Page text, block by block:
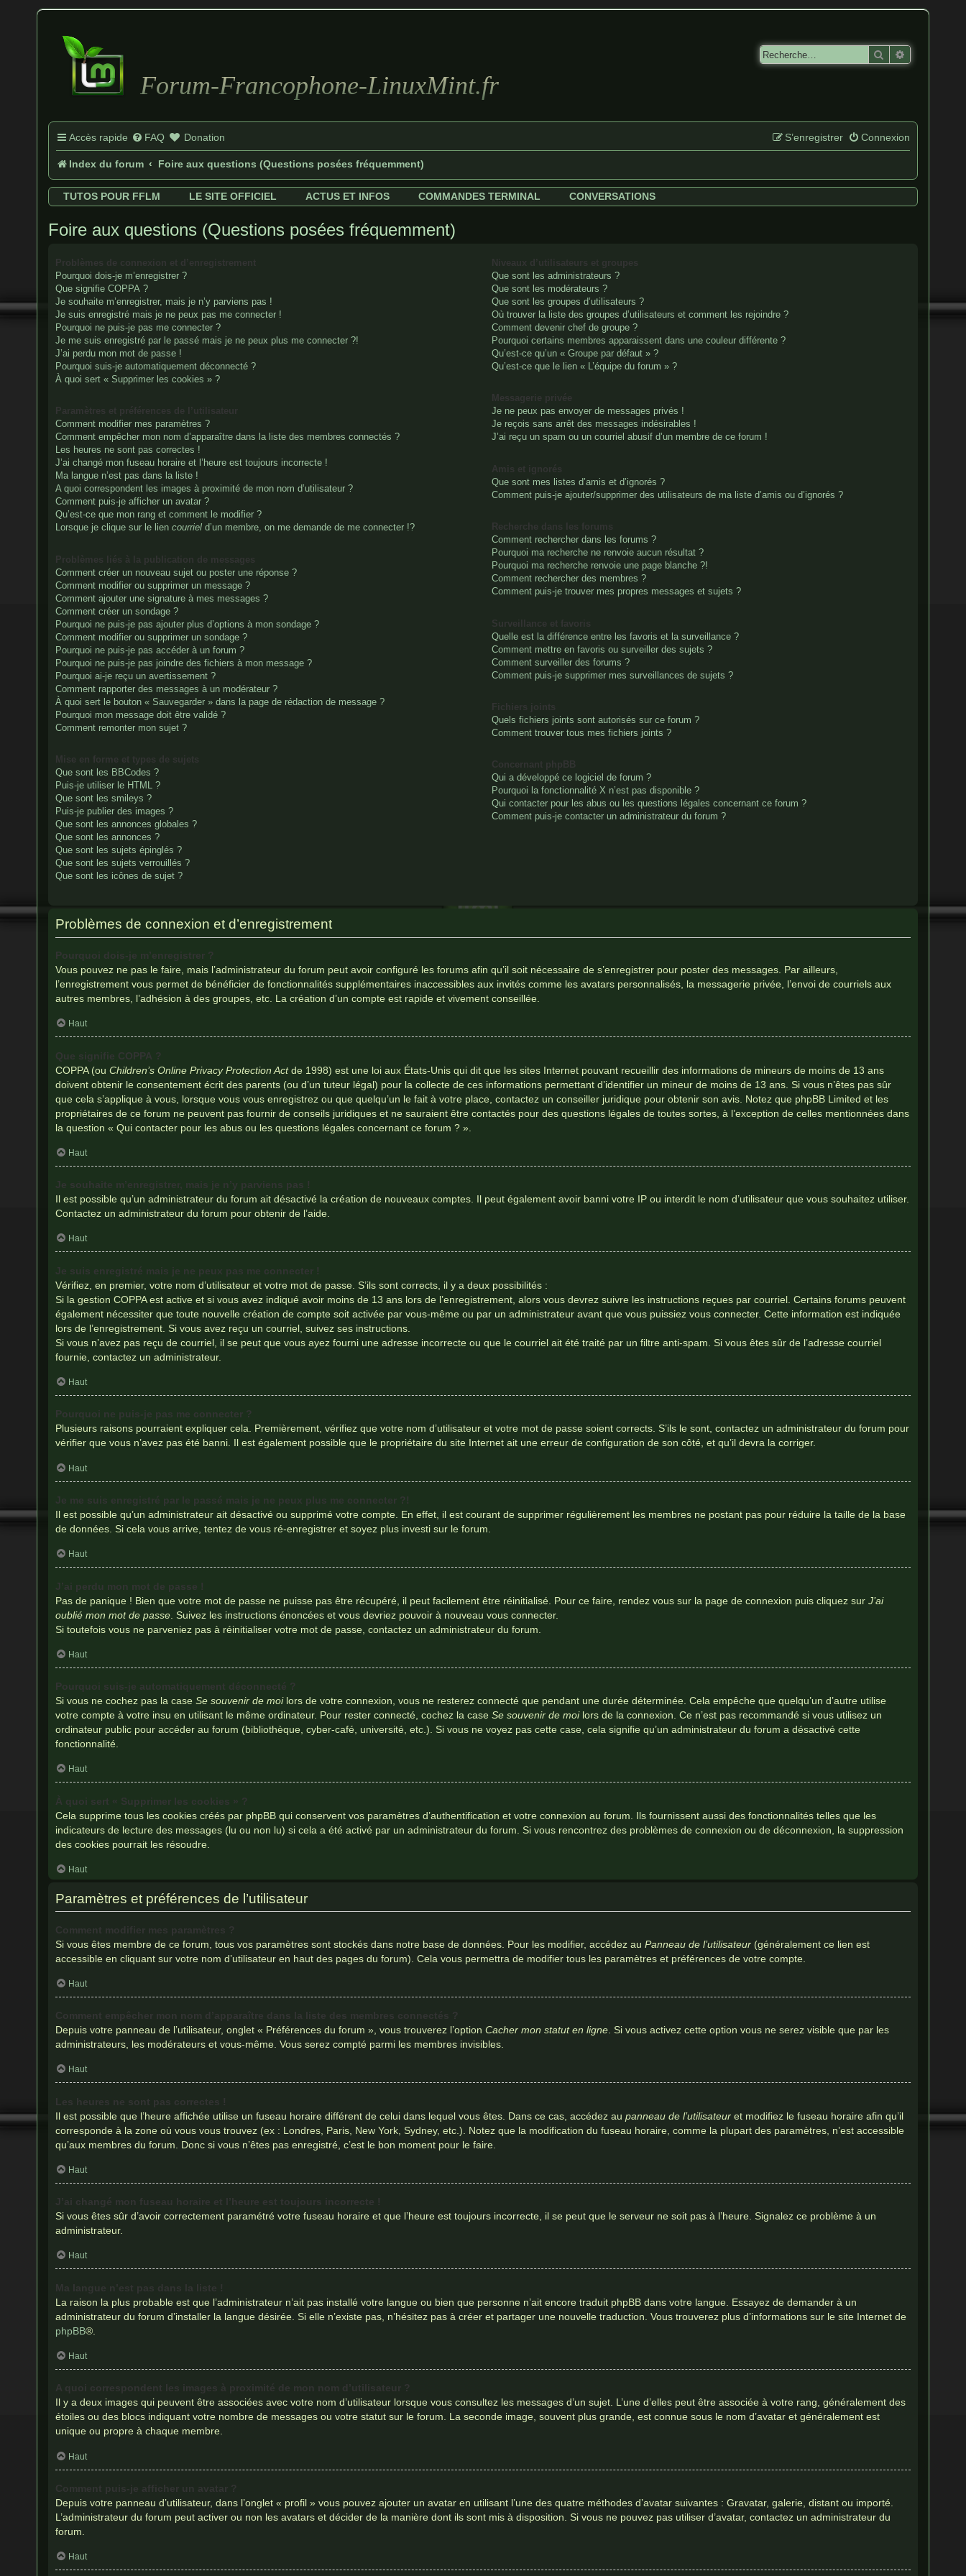
Forum-Francophone-LinuxMint.fr
Rechercher
Accès rapide FAQ Donation Connexion
S’enregistrer
Index du forum Foire aux questions (Questions posées fréquemment)
TUTOS POUR FFLM LE SITE OFFICIEL ACTUS ET INFOS COMMANDES TERMINAL CONVERSATIONS
Foire aux questions (Questions posées fréquemment)
Pourquoi dois-je m’enregistrer ?
Que signifie COPPA ?
Je souhaite m’enregistrer, mais je n’y parviens pas !
Je suis enregistré mais je ne peux pas me connecter !
Pourquoi ne puis-je pas me connecter ?
Je me suis enregistré par le passé mais je ne peux plus me connecter ?!
J’ai perdu mon mot de passe !
Pourquoi suis-je automatiquement déconnecté ?
À quoi sert « Supprimer les cookies » ?
Comment modifier mes paramètres ?
Comment empêcher mon nom d’apparaître dans la liste des membres connectés ?
Les heures ne sont pas correctes !
J’ai changé mon fuseau horaire et l’heure est toujours incorrecte !
Ma langue n’est pas dans la liste !
A quoi correspondent les images à proximité de mon nom d’utilisateur ?
Comment puis-je afficher un avatar ?
Qu’est-ce que mon rang et comment le modifier ?
Lorsque je clique sur le liencourriel d’un membre, on me demande de me connecter !?
Comment créer un nouveau sujet ou poster une réponse ?
Comment modifier ou supprimer un message ?
Comment ajouter une signature à mes messages ?
Comment créer un sondage ?
Pourquoi ne puis-je pas ajouter plus d’options à mon sondage ?
Comment modifier ou supprimer un sondage ?
Pourquoi ne puis-je pas accéder à un forum ?
Pourquoi ne puis-je pas joindre des fichiers à mon message ?
Pourquoi ai-je reçu un avertissement ?
Comment rapporter des messages à un modérateur ?
À quoi sert le bouton « Sauvegarder » dans la page de rédaction de message ?
Pourquoi mon message doit être validé ?
Comment remonter mon sujet ?
Que sont les BBCodes ?
Puis-je utiliser le HTML ?
Que sont les smileys ?
Puis-je publier des images ?
Que sont les annonces globales ?
Que sont les annonces ?
Que sont les sujets épinglés ?
Que sont les sujets verrouillés ?
Que sont les icônes de sujet ?
Que sont les administrateurs ?
Que sont les modérateurs ?
Que sont les groupes d’utilisateurs ?
Où trouver la liste des groupes d’utilisateurs et comment les rejoindre ?
Comment devenir chef de groupe ?
Pourquoi certains membres apparaissent dans une couleur différente ?
Qu’est-ce qu’un « Groupe par défaut » ?
Qu’est-ce que le lien « L’équipe du forum » ?
Je ne peux pas envoyer de messages privés !
Je reçois sans arrêt des messages indésirables !
J’ai reçu un spam ou un courriel abusif d’un membre de ce forum !
Que sont mes listes d’amis et d’ignorés ?
Comment puis-je ajouter/supprimer des utilisateurs de ma liste d’amis ou d’ignorés ?
Comment rechercher dans les forums ?
Pourquoi ma recherche ne renvoie aucun résultat ?
Pourquoi ma recherche renvoie une page blanche ?!
Comment rechercher des membres ?
Comment puis-je trouver mes propres messages et sujets ?
Quelle est la différence entre les favoris et la surveillance ?
Comment mettre en favoris ou surveiller des sujets ?
Comment surveiller des forums ?
Comment puis-je supprimer mes surveillances de sujets ?
Quels fichiers joints sont autorisés sur ce forum ?
Comment trouver tous mes fichiers joints ?
Qui a développé ce logiciel de forum ?
Pourquoi la fonctionnalité X n’est pas disponible ?
Qui contacter pour les abus ou les questions légales concernant ce forum ?
Comment puis-je contacter un administrateur du forum ?
Problèmes de connexion et d’enregistrement
Pourquoi dois-je m’enregistrer ?
Vous pouvez ne pas le faire, mais l’administrateur du forum peut avoir configuré les forums afin qu’il soit nécessaire de s’enregistrer pour poster des messages. Par ailleurs,
l’enregistrement vous permet de bénéficier de fonctionnalités supplémentaires inaccessibles aux invités comme les avatars personnalisés, la messagerie privée, l’envoi de courriels aux
autres membres, l’adhésion à des groupes, etc. La création d’un compte est rapide et vivement conseillée.
Haut
Que signifie COPPA ?
COPPA (ouChildren’s Online Privacy Protection Actde 1998) est une loi aux États-Unis qui dit que les sites Internet pouvant recueillir des informations de mineurs de moins de 13 ans
doivent obtenir le consentement écrit des parents (ou d’un tuteur légal) pour la collecte de ces informations permettant d’identifier un mineur de moins de 13 ans. Si vous n’êtes pas sûr
que cela s’applique à vous, lorsque vous vous enregistrez ou que quelqu’un le fait à votre place, contactez un conseiller juridique pour obtenir son avis. Notez que phpBB Limited et les
propriétaires de ce forum ne peuvent pas fournir de conseils juridiques et ne sauraient être contactés pour des questions légales de toutes sortes, à l’exception de celles mentionnées dans
la question « Qui contacter pour les abus ou les questions légales concernant ce forum ? ».
Haut
Je souhaite m’enregistrer, mais je n’y parviens pas !
Il est possible qu’un administrateur du forum ait désactivé la création de nouveaux comptes. Il peut également avoir banni votre IP ou interdit le nom d’utilisateur que vous souhaitez utiliser.
Contactez un administrateur du forum pour obtenir de l’aide.
Haut
Je suis enregistré mais je ne peux pas me connecter !
Vérifiez, en premier, votre nom d’utilisateur et votre mot de passe. S’ils sont corrects, il y a deux possibilités :
Si la gestion COPPA est active et si vous avez indiqué avoir moins de 13 ans lors de l’enregistrement, alors vous devrez suivre les instructions reçues par courriel. Certains forums peuvent
également nécessiter que toute nouvelle création de compte soit activée par vous-même ou par un administrateur avant que vous puissiez vous connecter. Cette information est indiquée
lors de l’enregistrement. Si vous avez reçu un courriel, suivez ses instructions.
Si vous n’avez pas reçu de courriel, il se peut que vous ayez fourni une adresse incorrecte ou que le courriel ait été traité par un filtre anti-spam. Si vous êtes sûr de l’adresse courriel
fournie, contactez un administrateur.
Haut
Pourquoi ne puis-je pas me connecter ?
Plusieurs raisons pourraient expliquer cela. Premièrement, vérifiez que votre nom d’utilisateur et votre mot de passe soient corrects. S’ils le sont, contactez un administrateur du forum pour
vérifier que vous n’avez pas été banni. Il est également possible que le propriétaire du site Internet ait une erreur de configuration de son côté, et qu’il devra la corriger.
Haut
Je me suis enregistré par le passé mais je ne peux plus me connecter ?!
Il est possible qu’un administrateur ait désactivé ou supprimé votre compte. En effet, il est courant de supprimer régulièrement les membres ne postant pas pour réduire la taille de la base
de données. Si cela vous arrive, tentez de vous ré-enregistrer et soyez plus investi sur le forum.
Haut
J’ai perdu mon mot de passe !
Pas de panique ! Bien que votre mot de passe ne puisse pas être récupéré, il peut facilement être réinitialisé. Pour ce faire, rendez vous sur la page de connexion puis cliquez surJ’ai
oublié mon mot de passe . Suivez les instructions énoncées et vous devriez pouvoir à nouveau vous connecter.
Si toutefois vous ne parveniez pas à réinitialiser votre mot de passe, contactez un administrateur du forum.
Haut
Pourquoi suis-je automatiquement déconnecté ?
Si vous ne cochez pas la caseSe souvenir de moilors de votre connexion, vous ne resterez connecté que pendant une durée déterminée. Cela empêche que quelqu’un d’autre utilise
votre compte à votre insu en utilisant le même ordinateur. Pour rester connecté, cochez la caseSe souvenir de moilors de la connexion. Ce n’est pas recommandé si vous utilisez un
ordinateur public pour accéder au forum (bibliothèque, cyber-café, université, etc.). Si vous ne voyez pas cette case, cela signifie qu’un administrateur du forum a désactivé cette
fonctionnalité.
Haut
À quoi sert « Supprimer les cookies » ?
Cela supprime tous les cookies créés par phpBB qui conservent vos paramètres d’authentification et votre connexion au forum. Ils fournissent aussi des fonctionnalités telles que les
indicateurs de lecture des messages (lu ou non lu) si cela a été activé par un administrateur du forum. Si vous rencontrez des problèmes de connexion ou de déconnexion, la suppression
des cookies pourrait les résoudre.
Haut
Paramètres et préférences de l’utilisateur
Si vous êtes membre de ce forum, tous vos paramètres sont stockés dans notre base de données. Pour les modifier, accédez auPanneau de l’utilisateur (généralement ce lien est
accessible en cliquant sur votre nom d’utilisateur en haut des pages du forum). Cela vous permettra de modifier tous les paramètres et préférences de votre compte.
Haut
Depuis votre panneau de l’utilisateur, onglet « Préférences du forum », vous trouverez l’optionCacher mon statut en ligne . Si vous activez cette option vous ne serez visible que par les
administrateurs, les modérateurs et vous-même. Vous serez compté parmi les membres invisibles.
Haut
Il est possible que l’heure affichée utilise un fuseau horaire différent de celui dans lequel vous êtes. Dans ce cas, accédez aupanneau de l’utilisateur et modifiez le fuseau horaire afin qu’il
corresponde à la zone où vous vous trouvez (ex : Londres, Paris, New York, Sydney, etc.). Notez que la modification du fuseau horaire, comme la plupart des paramètres, n’est accessible
qu’aux membres du forum. Donc si vous n’êtes pas enregistré, c’est le bon moment pour le faire.
Haut
Si vous êtes sûr d’avoir correctement paramétré votre fuseau horaire et que l’heure est toujours incorrecte, il se peut que le serveur ne soit pas à l’heure. Signalez ce problème à un
administrateur.
Haut
La raison la plus probable est que l’administrateur n’ait pas installé votre langue ou bien que personne n’ait encore traduit phpBB dans votre langue. Essayez de demander à un
administrateur du forum d’installer la langue désirée. Si elle n’existe pas, n’hésitez pas à créer et partager une nouvelle traduction. Vous trouverez plus d’informations sur le site Internet de
phpBB®.
Haut
Il y a deux images qui peuvent être associées avec votre nom d’utilisateur lorsque vous consultez les messages d’un sujet. L’une d’elles peut être associée à votre rang, généralement des
étoiles ou des blocs indiquant votre nombre de messages ou votre statut sur le forum. La seconde image, souvent plus grande, est connue sous le nom d’avatar et généralement est
unique ou propre à chaque membre.
Haut
Depuis votre panneau d’utilisateur, dans l’onglet « profil » vous pouvez ajouter un avatar en utilisant l’une des quatre méthodes d’avatar suivantes : Gravatar, galerie, distant ou importé.
L’administrateur du forum peut activer ou non les avatars et décider de la manière dont ils sont mis à disposition. Si vous ne pouvez pas utiliser d’avatar, contactez un administrateur du
forum.
Haut